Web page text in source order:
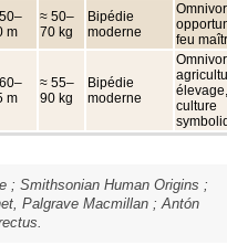
m
≈ 50–
70 kg
Bipédie
moderne
feu
m
≈ 55–
90 kg
Bipédie
moderne
élevage,
culture
; Smithsonian Human Origins ;
, Palgrave Macmillan ; Antón